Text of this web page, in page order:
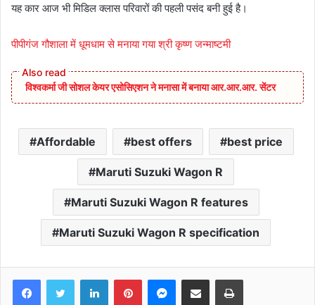
यह कार आज भी मिडिल क्लास परिवारों की पहली पसंद बनी हुई है।
पीपीगंज गौशाला में धूमधाम से मनाया गया श्री कृष्ण जन्माष्टमी
विश्वकर्मा जी सोशल केयर एसोसिएशन ने मनासा में बनाया आर.आर.आर. सेंटर
Affordable best offers best price
Maruti Suzuki Wagon R
Maruti Suzuki Wagon R features
Maruti Suzuki Wagon R specification
FacebookTwitter LinkedInPinterestMessenger
Share via Email Print